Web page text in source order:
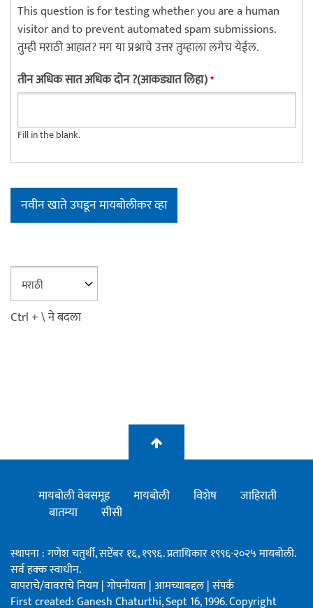
This question is for testing whether you are a human
visitor and to prevent automated spam submissions.
तुम्ही मराठी आहात? मग या प्रश्नाचे उत्तर तुम्हाला लगेच येईल.
तीन अधिक सात अधिक दोन ?(आकड्यात लिहा)*
Fill in the blank.
Ctrl + \ ने बदला
मायबोली वेबसमूह मायबोली विशेष
जाहिराती
बातम्या
सीसी
स्थापना : गणेश चतुर्थी, सप्टेंबर १६, १९९६. प्रताधिकार १९९६-२०२५ मायबोली.
सर्व हक्क स्वाधीन.
वापराचे/वावराचे नियम|गोपनीयता|आमच्याबद्दल|संपर्क
First created: Ganesh Chaturthi, Sept 16, 1996. Copyright